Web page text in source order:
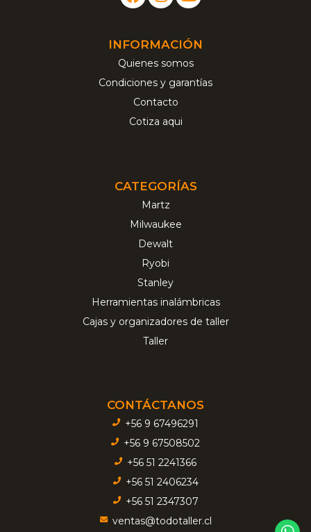
INFORMACIÓN
Quienes somos
Condiciones y garantías
Contacto
Cotiza aqui
CATEGORÍAS
Martz
Milwaukee
Dewalt
Ryobi
Stanley
Herramientas inalámbricas
Cajas y organizadores de taller
Taller
CONTÁCTANOS
+56 9 67496291
+56 9 67508502
+56 51 2241366
+56 51 2406234
+56 51 2347307
ventas@todotaller.cl